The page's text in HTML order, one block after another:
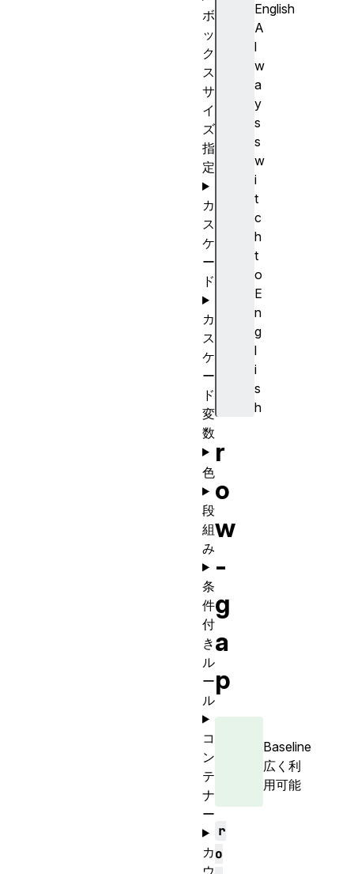
English
A
l
w
a
y
s
s
w
i
t
c
h
t
o
E
n
g
l
i
s
h
r
o
w
-
g
a
p
Baseline
広く利
用可能
r
o
ボ
ッ
ク
ス
サ
イ
ズ
指
定
カ
ス
ケ
ー
ド
カ
ス
ケ
ー
ド
変
数
色
段
組
み
条
件
付
き
ル
ー
ル
コ
ン
テ
ナ
ー
カ
ウ